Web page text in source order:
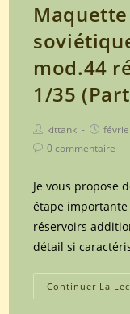
mod.44
1/35
Post
author:
kittank
Post
Post0 commentaire
Je vous propose
étape
réservoirs
détail si
Continuer La